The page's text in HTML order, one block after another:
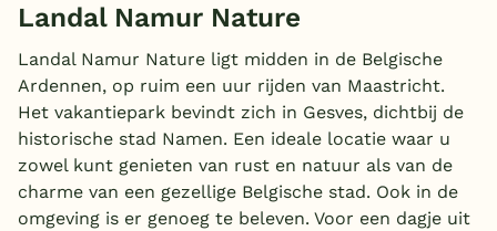
Landal Namur Nature
Landal Namur Nature ligt midden in de Belgische
Ardennen, op ruim een uur rijden van Maastricht.
Het vakantiepark bevindt zich in Gesves, dichtbij de
historische stad Namen. Een ideale locatie waar u
zowel kunt genieten van rust en natuur als van de
charme van een gezellige Belgische stad. Ook in de
omgeving is er genoeg te beleven. Voor een dagje uit